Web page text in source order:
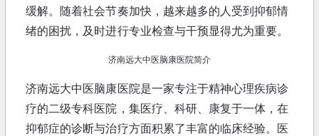
缓解。随着社会节奏加快，越来越多的人受到抑郁情
绪的困扰，及时进行专业检查与干预显得尤为重要。
济南远大中医脑康医院简介
济南远大中医脑康医院是一家专注于精神心理疾病诊
疗的二级专科医院，集医疗、科研、康复于一体，在
抑郁症的诊断与治疗方面积累了丰富的临床经验。医